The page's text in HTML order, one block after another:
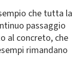
che tutta la
passaggio
al concreto, che
rimandano